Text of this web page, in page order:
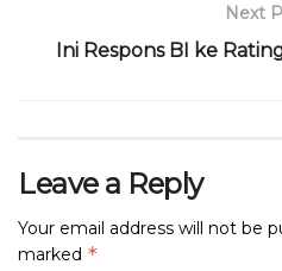
k
Next
Ini Respons BI ke
Leave a Reply
Your email address will not be
marked *